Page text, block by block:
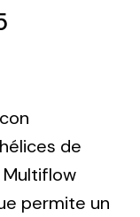
group
for
de
Multiflow
permite un